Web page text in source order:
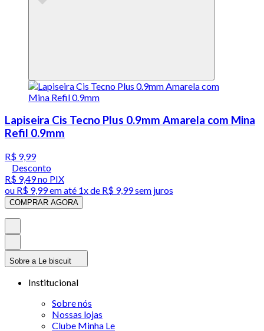
Lapiseira Cis Tecno Plus 0.9mm Amarela com Mina
Refil 0.9mm
R$ 9,99
Desconto
R$ 9,49no PIX
ou R$ 9,99em até 1x de R$ 9,99sem juros
COMPRAR AGORA
Sobre a Le biscuit
Institucional
Sobre nós
Nossas lojas
Clube Minha Le